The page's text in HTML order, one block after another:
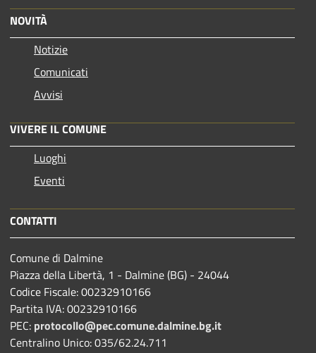
NOVITÀ
Notizie
Comunicati
Avvisi
VIVERE IL COMUNE
Luoghi
Eventi
CONTATTI
Comune di Dalmine
Piazza della Libertà, 1 - Dalmine (BG) - 24044
Codice Fiscale: 00232910166
Partita IVA: 00232910166
PEC: protocollo@pec.comune.dalmine.bg.it
Centralino Unico: 035/62.24.711